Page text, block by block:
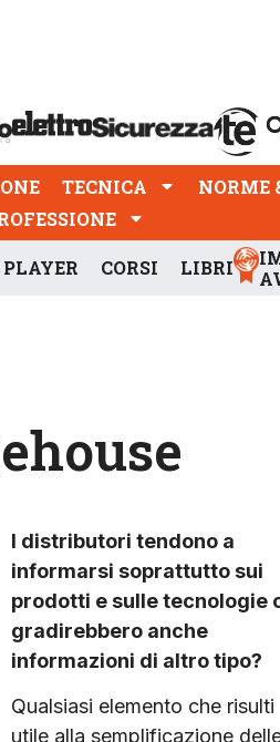
TECNICA NORME
CORSI LIBRI
I distributori tendono a
informarsi soprattutto sui
prodotti e sulle tecnologie
gradirebbero anche
informazioni di altro tipo?
Qualsiasi elemento che risulti
utile alla semplificazione